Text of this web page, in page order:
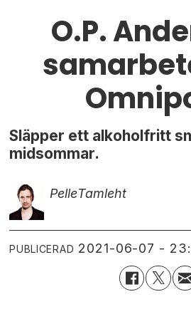
O.P.
Släpper ett alkoholfritt
midsommar.
PelleTamleht
PUBLICERAD 2021-06-07 -